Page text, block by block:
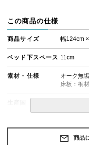
この商品の仕様
商品サイズ 幅124cm
ベッド下スペース 11cm
素材・仕様
オーク無
床板：桐材
・この商
・ベッド
商品